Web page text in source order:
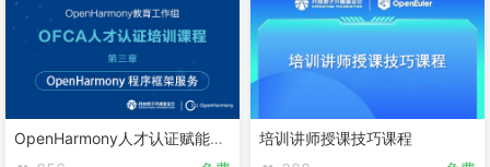
OpenHarmony人才认证赋能课程 第三章
培训讲师授课技巧课程